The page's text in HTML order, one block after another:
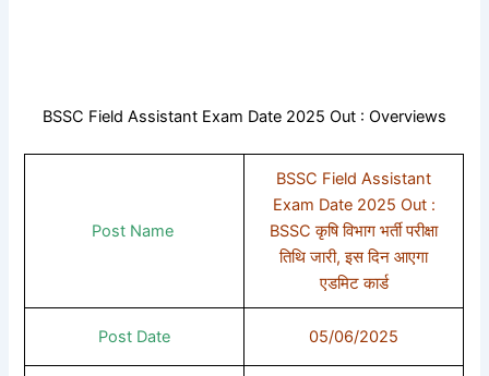
BSSC Field Assistant Exam Date 2025 Out : Overviews
Post Name
BSSC Field Assistant
Exam Date 2025 Out :
BSSC कृषि विभाग भर्ती परीक्षा
तिथि जारी, इस दिन आएगा
एडमिट कार्ड
Post Date 05/06/2025